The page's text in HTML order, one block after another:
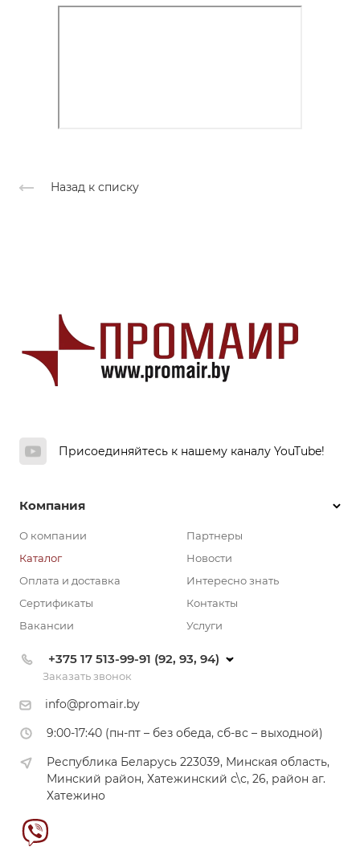
Назад к списку
Присоединяйтесь к нашему каналу YouTube!
Компания
О компании
Каталог
Оплата и доставка
Сертификаты
Вакансии
Партнеры
Новости
Интересно знать
Контакты
Услуги
+375 17 513-99-91 (92, 93, 94)
Заказать звонок
info@promair.by
9:00-17:40 (пн-пт – без обеда, сб-вс – выходной)
Республика Беларусь 223039, Минская область,
Минский район, Хатежинский с\с, 26, район аг.
Хатежино